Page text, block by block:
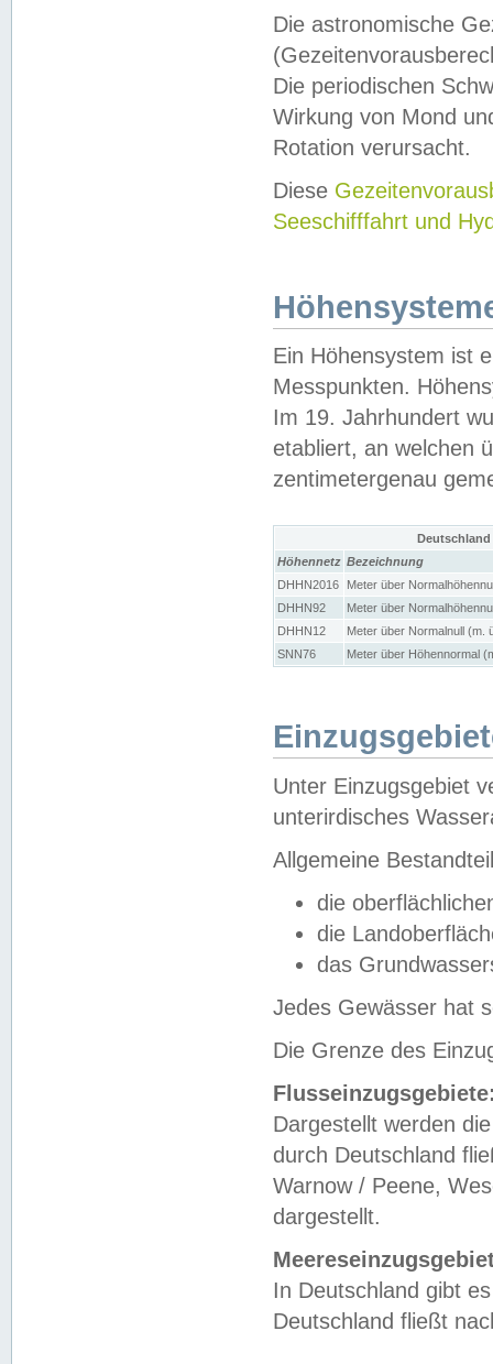
Die astronomische
Die periodischen
Wirkung von Mond
Rotation verursacht.
Diese
Seeschifffahrt und
Ein Höhensystem ist
Messpunkten.
Im 19. Jahrhundert
etabliert, an welchen
zentimetergenau
Höhennetz Bezeichnung
DHHN2016
Meter über
DHHN92
Meter über
DHHN12
Meter über Normalnull (m.
SNN76
Meter über Höhennormal
Unter Einzugsgebiet
unterirdisches
Allgemeine
die
die
das
Jedes Gewässer hat
Die Grenze des
Dargestellt werden
durch Deutschland
Warnow / Peene,
dargestellt.
In Deutschland gibt
Deutschland fließt